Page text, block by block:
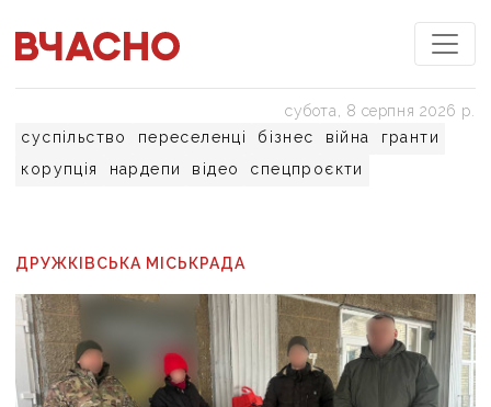
суспільство переселенці бізнес війна
гранти
корупція
нардепи відео спецпроєкти
субота, 8 серпня 2026 р.
ДРУЖКІВСЬКА МІСЬКРАДА